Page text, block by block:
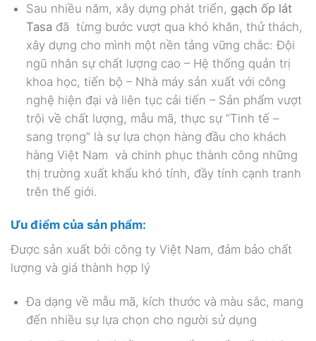
Sau nhiều năm, xây dựng phát triển, gạch ốp lát
Tasa đã từng bước vượt qua khó khăn, thử thách,
xây dựng cho mình một nền tảng vững chắc: Đội
ngũ nhân sự chất lượng cao – Hệ thống quản trị
khoa học, tiến bộ – Nhà máy sản xuất với công
nghệ hiện đại và liên tục cải tiến – Sản phẩm vượt
trội về chất lượng, mẫu mã, thực sự “Tinh tế –
sang trọng” là sự lựa chọn hàng đầu cho khách
hàng Việt Nam và chinh phục thành công những
thị trường xuất khẩu khó tính, đầy tính cạnh tranh
trên thế giới.
Ưu điểm của sản phẩm:
Được sản xuất bởi công ty Việt Nam, đảm bảo chất
lượng và giá thành hợp lý
Đa dạng về mẫu mã, kích thước và màu sắc, mang
đến nhiều sự lựa chọn cho người sử dụng